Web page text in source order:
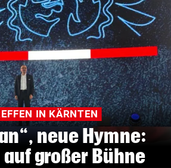
IN KÄRNTEN
neue Hymne:
großer Bühne